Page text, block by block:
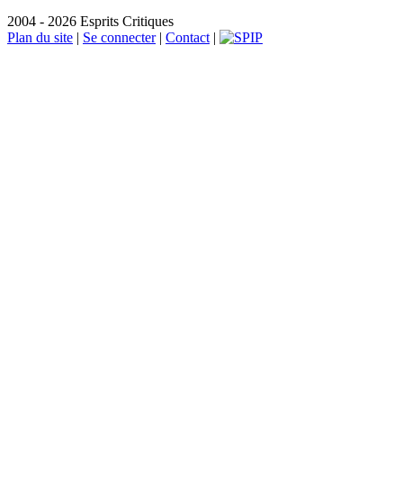
2004 - 2026 Esprits Critiques
Plan du site | Se connecter| Contact |